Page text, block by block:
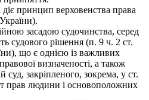
діє принцип верховенства права
засадою судочинства, серед
судового рішення (п. 9 ч. 2 ст.
що є однією із важливих
визначеності, а також
суд, закріпленого, зокрема, у ст.
прав людини і основоположних